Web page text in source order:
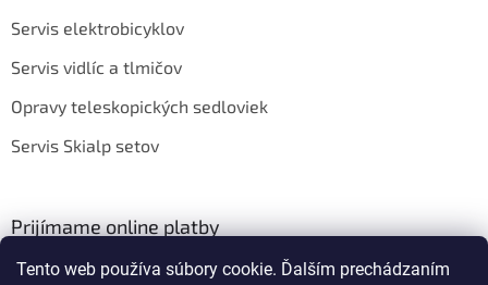
Tento web používa súbory cookie. Ďalším prechádzaním
Servis elektrobicyklov
Servis vidlíc a tlmičov
Opravy teleskopických sedloviek
Servis Skialp setov
Prijímame online platby